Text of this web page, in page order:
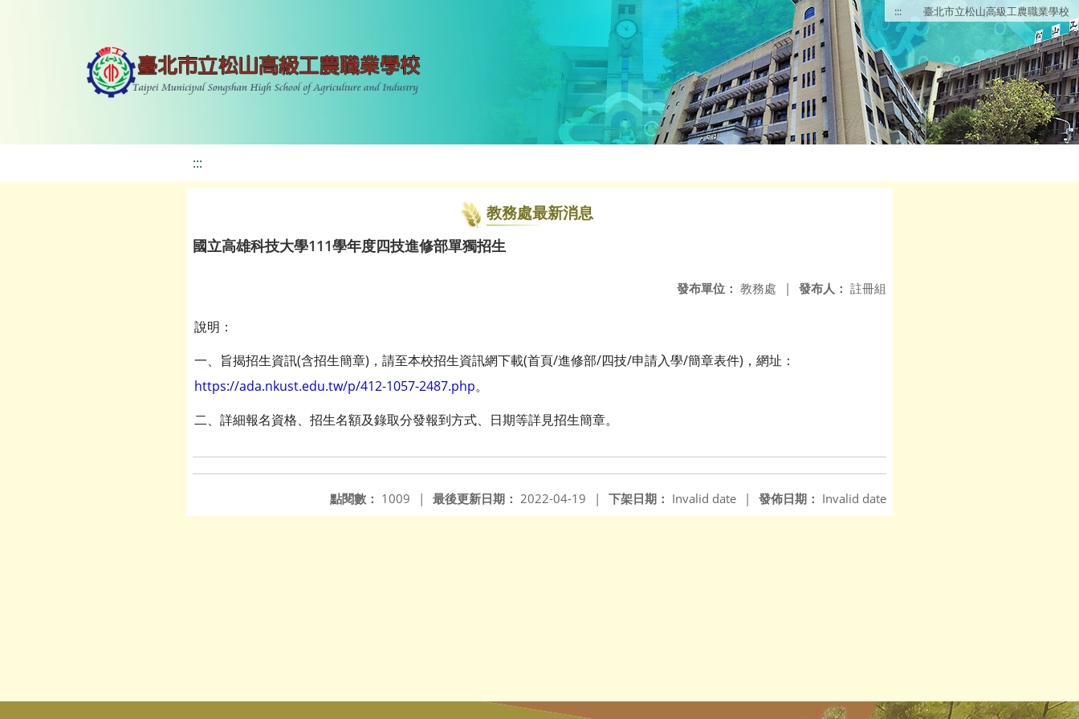
::: 臺北市立松山高級工農職業學校
:::
教務處最新消息
國立高雄科技大學111學年度四技進修部單獨招生
發布人： 註冊組
發布單位： 教務處 |
說明：
一、旨揭招生資訊(含招生簡章)，請至本校招生資訊網下載(首頁/進修部/四技/申請入學/簡章表件)，網址：
https://ada.nkust.edu.tw/p/412-1057-2487.php。
二、詳細報名資格、招生名額及錄取分發報到方式、日期等詳見招生簡章。
發佈日期： Invalid date
下架日期： Invalid date |
最後更新日期： 2022-04-19 |
點閱數： 1009 |